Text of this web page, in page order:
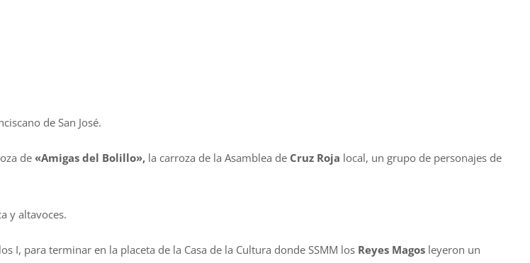
de San José.
de«Amigas del Bolillo», la carroza de la Asamblea de Cruz Roja local, un grupo de personajes de
y altavoces.
I, para terminar en la placeta de la Casa de la Cultura donde SSMM los Reyes Magos leyeron un